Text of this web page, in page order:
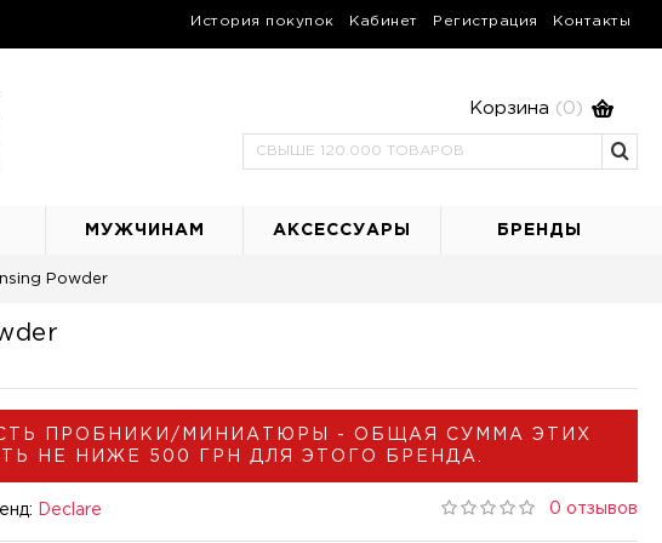
История покупок Кабинет Регистрация Контакты
Корзина (0)
МУЖЧИНАМ АКСЕССУАРЫ БРЕНДЫ
Powder
ПРОБНИКИ/МИНИАТЮРЫ - ОБЩАЯ СУММА ЭТИХ
НЕ НИЖЕ 500 ГРН ДЛЯ ЭТОГО БРЕНДА.
Declare 0 отзывов